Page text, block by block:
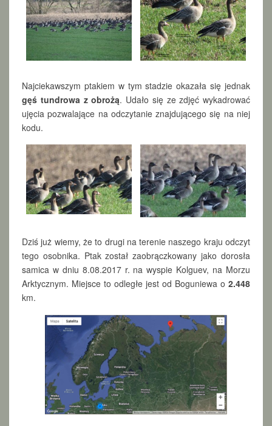
Najciekawszym ptakiem w tym stadzie okazała się jednak
gęś tundrowa z obrożą. Udało się ze zdjęć wykadrować
ujęcia pozwalające na odczytanie znajdującego się na niej
kodu.
Dziś już wiemy, że to drugi na terenie naszego kraju odczyt
tego osobnika. Ptak został zaobrączkowany jako dorosła
samica w dniu 8.08.2017 r. na wyspie Kolguev, na Morzu
Arktycznym. Miejsce to odległe jest od Boguniewa o 2.448
km.